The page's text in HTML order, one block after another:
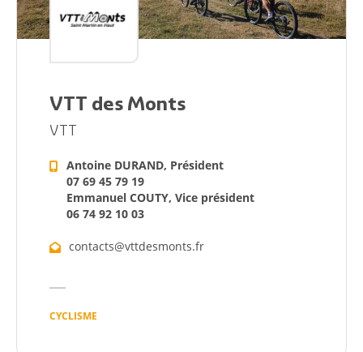
VTT des Monts
VTT
Antoine DURAND, Président
07 69 45 79 19
Emmanuel COUTY, Vice président
06 74 92 10 03
contacts@vttdesmonts.fr
CYCLISME
Citoyen